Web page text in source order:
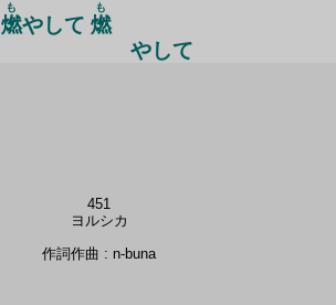
燃
も
やして 燃
も
やして
451
ヨルシカ
作詞作曲 : n-buna